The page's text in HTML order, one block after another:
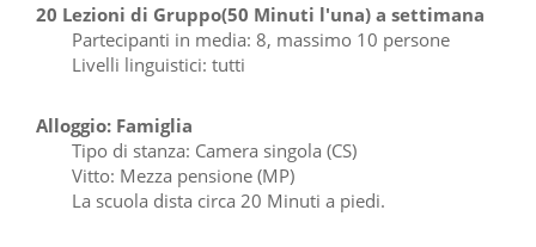
20 Lezioni di Gruppo(50 Minuti l'una) a settimana
Partecipanti in media: 8, massimo 10 persone
Livelli linguistici: tutti
Alloggio: Famiglia
Tipo di stanza: Camera singola (CS)
Vitto: Mezza pensione (MP)
La scuola dista circa 20 Minuti a piedi.